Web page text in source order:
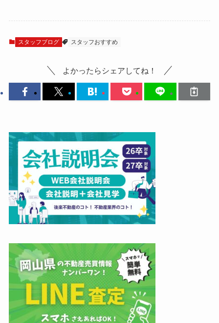
スタッフブログ スタッフおすすめ
よかったらシェアしてね！